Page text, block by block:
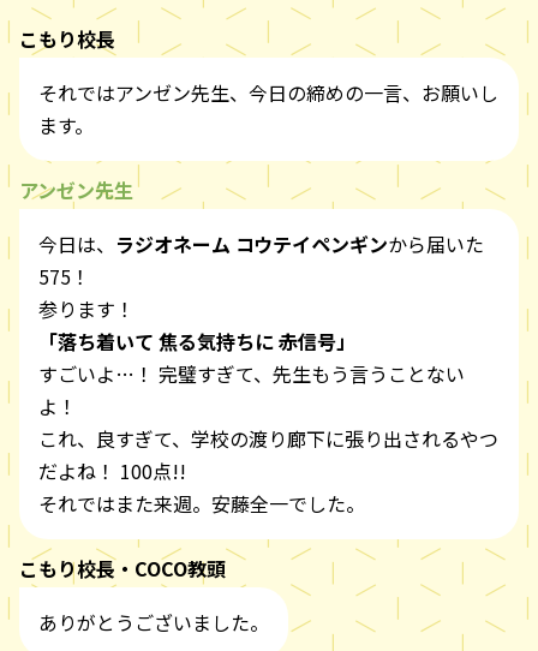
こもり校長
それではアンゼン先生、今日の締めの一言、お願いし
ます。
アンゼン先生
今日は、 ラジオネーム コウテイペンギンから届いた
575！
参ります！
「落ち着いて 焦る気持ちに 赤信号」
すごいよ…！ 完璧すぎて、先生もう言うことない
よ！
これ、良すぎて、学校の渡り廊下に張り出されるやつ
だよね！ 100点!!
それではまた来週。安藤全一でした。
こもり校長・COCO教頭
ありがとうございました。